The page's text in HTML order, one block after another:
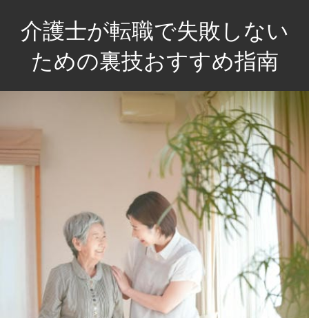
ツ
ス
キ
ッ
介護士が転職で失敗しない
ための裏技おすすめ指南
介